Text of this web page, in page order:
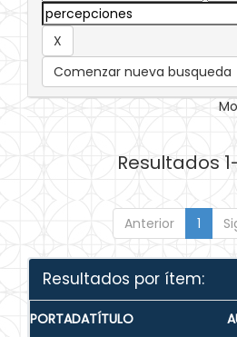
Comenzar nueva busqueda
Resultados
Anterior 1
Resultados por ítem:
PORTADATÍTULO